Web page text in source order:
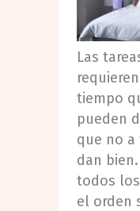
Las
tiempo
pueden
que no
dan
todos
el orden